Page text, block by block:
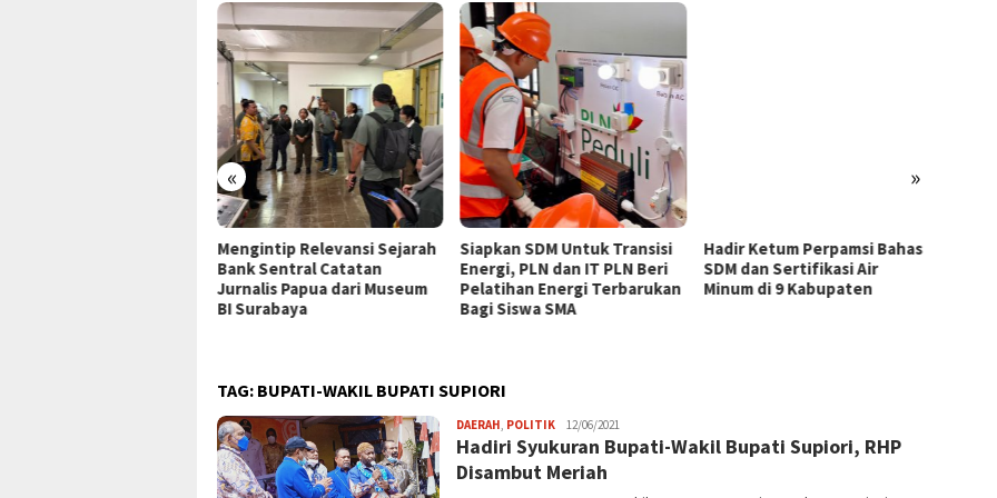
« »
Mengintip Relevansi Sejarah
Bank Sentral Catatan
Jurnalis Papua dari Museum
BI Surabaya
Siapkan SDM Untuk Transisi
Energi, PLN dan IT PLN Beri
Pelatihan Energi Terbarukan
Bagi Siswa SMA
Hadir Ketum Perpamsi Bahas
SDM dan Sertifikasi Air
Minum di 9 Kabupaten
TAG: BUPATI-WAKIL BUPATI SUPIORI
DAERAH, POLITIKFrida
Adriana
12/06/2021
Hadiri Syukuran Bupati-Wakil Bupati Supiori, RHP
Disambut Meriah